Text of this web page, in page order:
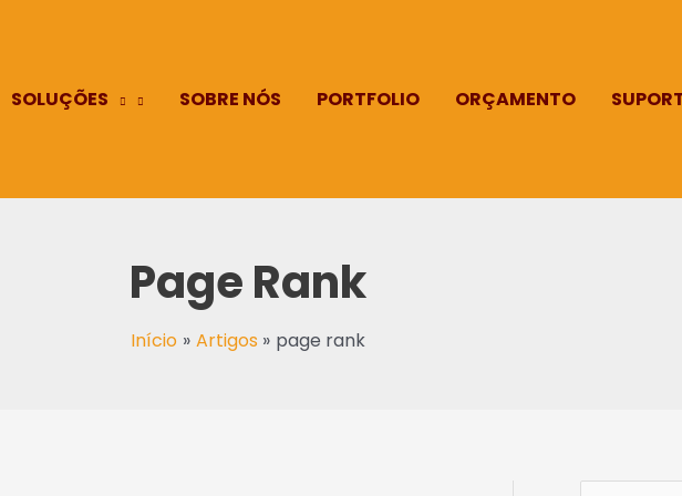
SOLUÇÕES SOBRE NÓS PORTFOLIO ORÇAMENTO
Page Rank
Início Artigos page rank